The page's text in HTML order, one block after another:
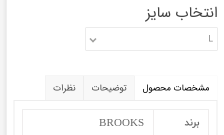
انتخاب سایز
L
مشخصات محصول توضیحات نظرات
برند BROOKS